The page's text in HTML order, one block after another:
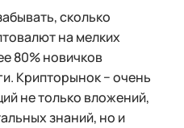
сколько
на мелких
80% новичков
Крипторынок − очень
не только вложений,
знаний, но и